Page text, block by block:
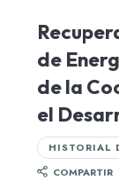
de
de la
el
HISTORIAL
COMPARTIR